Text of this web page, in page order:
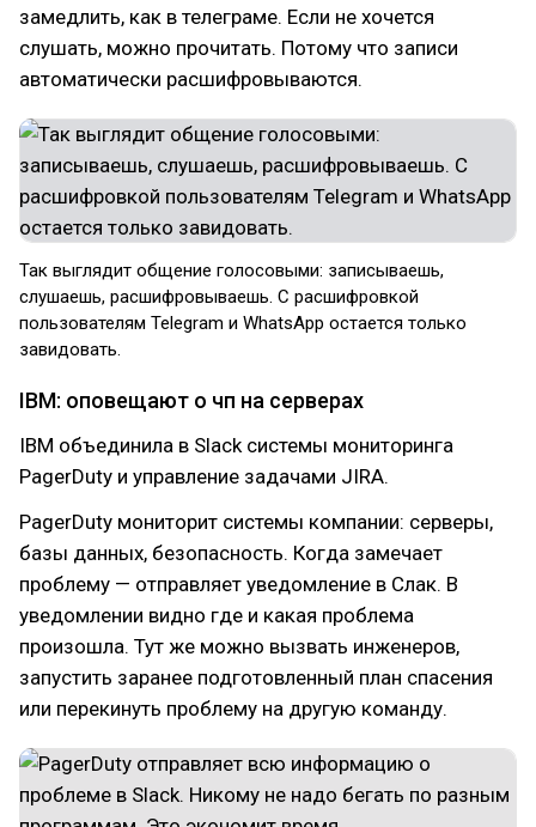
замедлить, как в телеграме. Если не хочется
слушать, можно прочитать. Потому что записи
автоматически расшифровываются.
Так выглядит общение голосовыми: записываешь,
слушаешь, расшифровываешь. С расшифровкой
пользователям Telegram и WhatsApp остается только
завидовать.
IBM: оповещают о чп на серверах
IBM объединила в Slack системы мониторинга
PagerDuty и управление задачами JIRA.
PagerDuty мониторит системы компании: серверы,
базы данных, безопасность. Когда замечает
проблему — отправляет уведомление в Слак. В
уведомлении видно где и какая проблема
произошла. Тут же можно вызвать инженеров,
запустить заранее подготовленный план спасения
или перекинуть проблему на другую команду.